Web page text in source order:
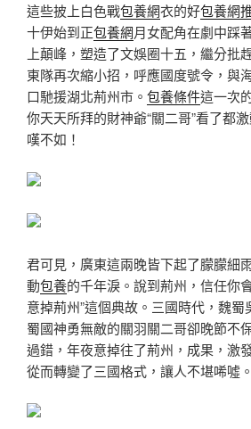
這些披上白色戰包養網衣的好包養網
十伊始到正包養網月女配角在劇中踩
上顛峰，塑造了文娛圈十五，繼分批
東隊再次縮小招，呼應國度號令，與
口馳援湖北荊州市。 包養條件這一次
你天天所拜的財神爺“關二哥”看了都
嘆不如！
君可見，廣東這兩晚皆下起了朦朦細
動包養的千年淚。說到荊州，信任你
意掉荊州”這個典故。三國時代，魏
蜀國神勇無敵的關羽關二哥卻晚節不
過錯，年夜意掉往了荊州，成果，激
從而轉變了三國格式，讓人不堪唏噓。